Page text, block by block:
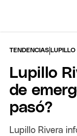
TENDENCIAS |
Lupillo
de
pasó?
Lupillo Rivera